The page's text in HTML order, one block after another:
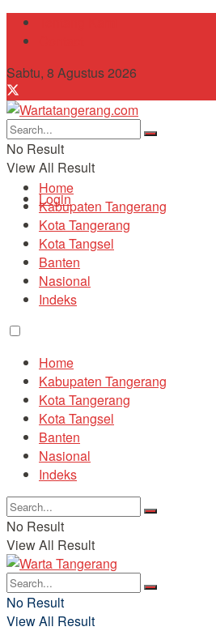
Sabtu, 8 Agustus 2026
No Result
View All Result
Login
Home
Kabupaten Tangerang
Kota Tangerang
Kota Tangsel
Banten
Nasional
Indeks
Home
Kabupaten Tangerang
Kota Tangerang
Kota Tangsel
Banten
Nasional
Indeks
No Result
View All Result
No Result
View All Result